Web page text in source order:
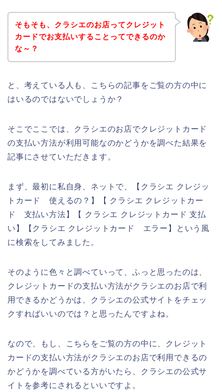
そもそも、クラシエのお店ってクレジット
カードでお支払いすることってできるのか
な～？
と、考えている人も、こちらの記事をご覧の方の中に
はいるのではないでしょうか？
そこでここでは、クラシエのお店でクレジットカード
の支払い方法が利用可能なのかどうかを調べた結果を
記事にさせていただきます。
まず、最初に私自身、ネットで、【クラシエ クレジッ
トカード 使えるの？】【 クラシエ クレジットカー
ド 支払い方法】【 クラシエ クレジットカード 支払
い】【クラシエ クレジットカード エラー】という風
に検索をしてみました。
そのように色々と調べていって、ふっと思ったのは、
クレジットカードの支払い方法がクラシエのお店で利
用できるかどうかは、クラシエの公式サイトをチェッ
クすればいいのでは？と思ったんですよね。
なので、もし、こちらをご覧の方の中に、クレジット
カードの支払い方法がクラシエのお店で利用できるの
かどうかを調べている方がいたら、クラシエの公式サ
イトを参考にされるといいですよ。